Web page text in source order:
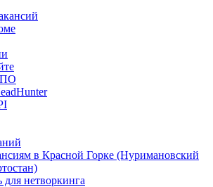
ПО
в Красной Горке (Нуримановский
для нетворкинга